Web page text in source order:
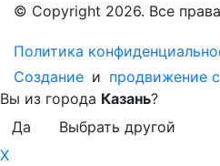
© Copyright 2026. Все
Политика
Создание и продвижение
Вы из города Казань?
Да
Выбрать другой
X